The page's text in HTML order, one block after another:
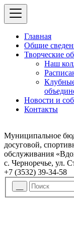
Главная
Общие
Творческие
Наш
Новости и
Контакты
Муниципальное
досуговой,
обслуживания
с. Черноречье, ул.
+7 (3532) 39-34-58